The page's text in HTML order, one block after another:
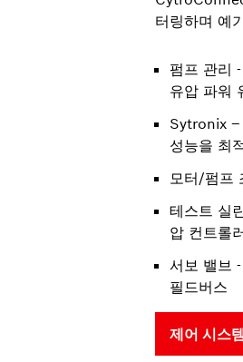
터링하며 예
펌프 관리
유압 파워
Sytronix –
성능을 최
모터/펌프
테스트 실
압 컨트롤
서보 밸브
필드버스
제어 시스